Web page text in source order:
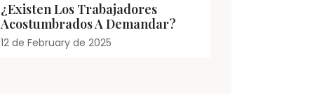
¿Existen Los Trabajadores
Acostumbrados A Demandar?
12 de February de 2025